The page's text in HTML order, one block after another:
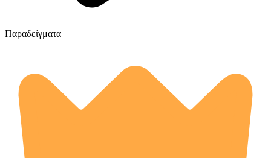
Παραδείγματα